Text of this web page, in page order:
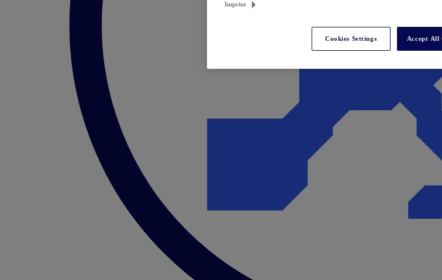
Imprint
Cookies Settings Accept All